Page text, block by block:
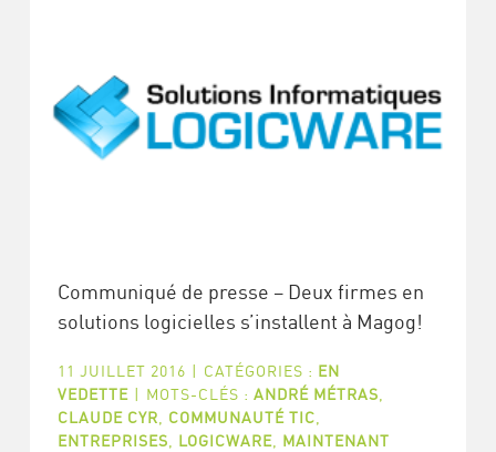
Communiqué de presse – Deux firmes en
solutions logicielles s’installent à Magog!
11 JUILLET 2016 | CATÉGORIES : EN
VEDETTE | MOTS-CLÉS : ANDRÉ MÉTRAS
CLAUDE CYR
COMMUNAUTÉ TIC
ENTREPRISES
LOGICWARE, MAINTENANT